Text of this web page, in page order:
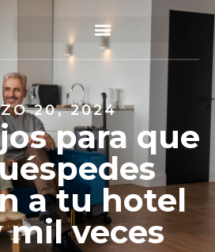
20, 2024
para que
a tu hotel
mil veces